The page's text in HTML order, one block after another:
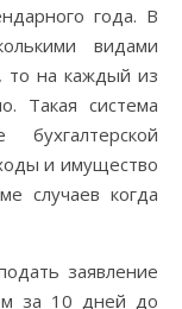
года. В
видами
то на каждый из
Такая система
и имущество
случаев когда
заявление
за 10 дней до